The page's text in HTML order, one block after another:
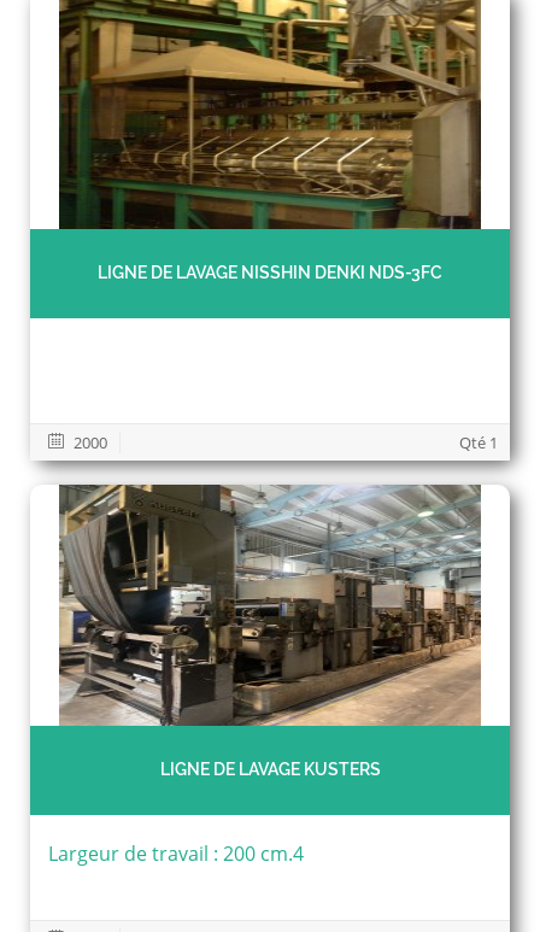
LIGNE DE LAVAGE NISSHIN DENKI NDS-3FC
2000 Qté 1
LIGNE DE LAVAGE KUSTERS
Largeur de travail : 200 cm.4